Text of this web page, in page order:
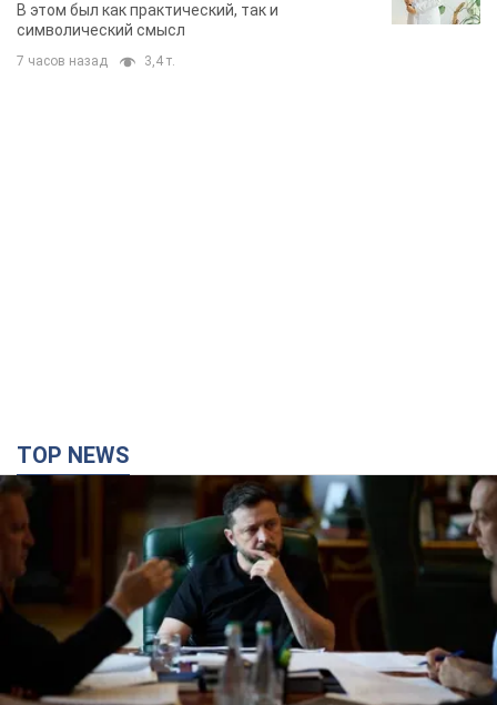
В этом был как практический, так и
символический смысл
7 часов назад 3,4 т.
TOP NEWS